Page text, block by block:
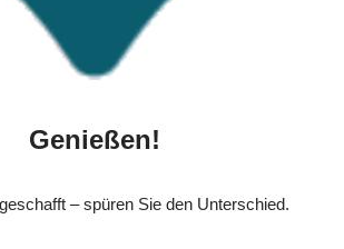
Genießen!
– spüren Sie den Unterschied.